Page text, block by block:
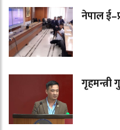
नेपाल
गृहमन्त्री